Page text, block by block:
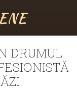
DRUMUL